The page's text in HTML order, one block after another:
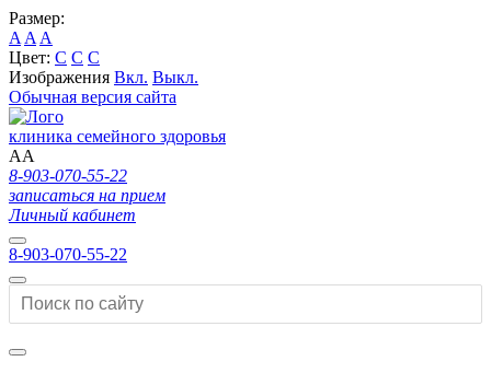
Размер:
A A A
Цвет: C C C
Изображения Вкл. Выкл.
Обычная версия сайта
клиника семейного здоровья
AA
8-903-070-55-22
записаться на прием
Личный кабинет
8-903-070-55-22